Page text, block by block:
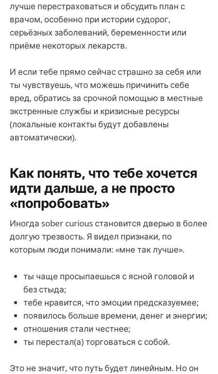
лучше перестраховаться и обсудить план с
врачом, особенно при истории судорог,
серьёзных заболеваний, беременности или
приёме некоторых лекарств.
И если тебе прямо сейчас страшно за себя или
ты чувствуешь, что можешь причинить себе
вред, обратись за срочной помощью в местные
экстренные службы и кризисные ресурсы
(локальные контакты будут добавлены
автоматически).
Как понять, что тебе хочется
идти дальше, а не просто
«попробовать»
Иногда sober curious становится дверью в более
долгую трезвость. Я видел признаки, по
которым люди понимали: «мне так лучше».
ты чаще просыпаешься с ясной головой и
без стыда;
тебе нравится, что эмоции предсказуемее;
появилось больше времени, денег и энергии;
отношения стали честнее;
ты перестал(а) торговаться с собой.
Это не значит, что путь будет линейным. Но он